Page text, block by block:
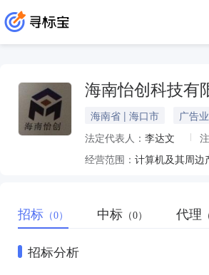
海南怡创科技有
海南省 | 海口市 广告业
法定代表人： 李达文
经营范围：
招标 （0） 中标 （0） 代理
招标分析